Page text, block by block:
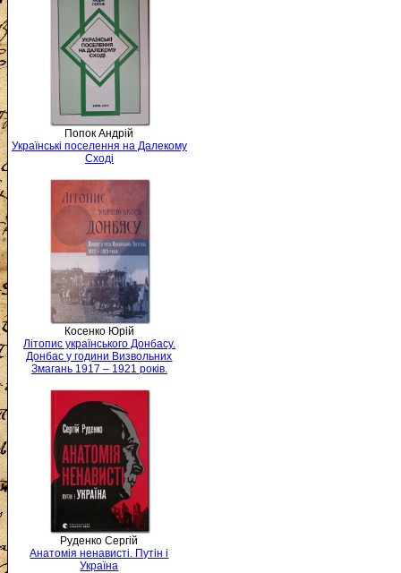
Попок Андрій
Українські поселення на Далекому
Сході
Косенко Юрій
Літопис українського Донбасу.
Донбас у години Визвольних
Змагань 1917 – 1921 років.
Руденко Сергій
Анатомія ненависті. Путін і
Україна